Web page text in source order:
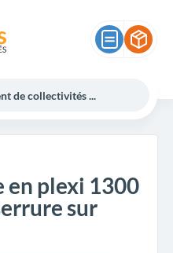
en plexi 1300
sur